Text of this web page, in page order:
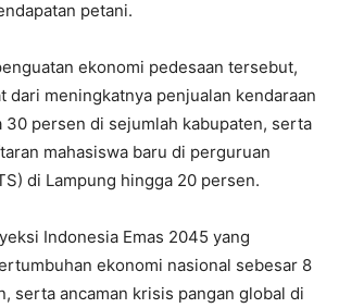
petani.
ekonomi pedesaan tersebut,
dari meningkatnya penjualan kendaraan
30 persen di sejumlah kabupaten, serta
mahasiswa baru di perguruan
di Lampung hingga 20 persen.
Indonesia Emas 2045 yang
ekonomi nasional sebesar 8
serta ancaman krisis pangan global di